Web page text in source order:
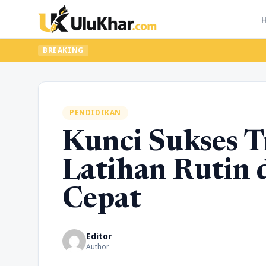
BREAKING
PENDIDIKAN
Kunci Sukses
Latihan Rutin
Cepat
Editor
Author